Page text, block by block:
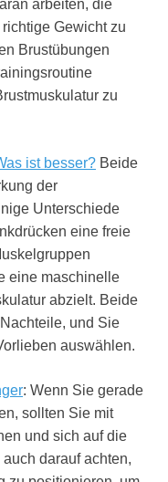
arbeiten, die
Gewicht zu
Brustübungen
zu
ist besser? Beide
der
Unterschiede
eine freie
eine maschinelle
abzielt. Beide
und Sie
auswählen.
: Wenn Sie gerade
sollten Sie mit
und sich auf die
darauf achten,